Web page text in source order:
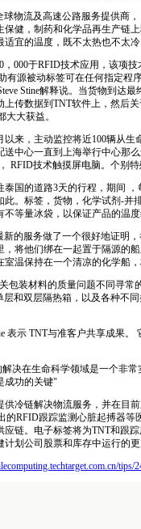
流及高速公路服务提供商，
保健，制药和化学品再生产链
适宜的温度，既不太热也不太
000于RFID技术应用，该项技
有源被动标签可在任何指定程
Stine解释说。当货物到达
传数据到TNT软件上，然后
大获益。
，主动监控将近100辆从生
送中心一直到上海举行中心那
RFID技术触摸屏电脑。个别
的道路3天的行程，期间 ，
此。标签，货物，化学试剂-并
等量冰袋，以保证产品的温
的服务做了一个很好地证明
，将他们绑在一起置于隔源的
室温保持在一个清凉的化学船
装材料的质量问题不同寻常
层和双层隔热箱，以及各种不
示 TNT与准客户共享成果。
在生命科学领域是一个非常
成功的关键"
冷链解决物流服务，并在目
的RFID跟踪监测心脏起搏器
应链。电子标签将为TNT和跟
计划公司股票和库存中运行的
tips/